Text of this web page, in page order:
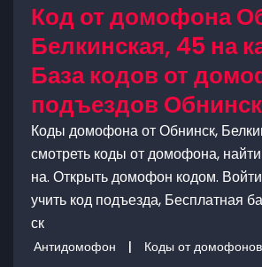
Код от домофона
Белкинская, 45 на
База кодов от
подъездов Обнинск
Коды домофона от Обнинск,
смотреть коды от домофона,
на. Открыть домофон кодом.
учить код подъезда, Бесплатная
ск
Антидомофон | Коды от домофонов